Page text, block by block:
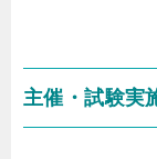
主催・試験実